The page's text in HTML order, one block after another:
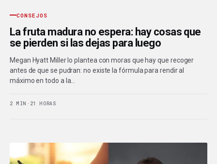
CONSEJOS
La fruta madura no espera: hay cosas que
se pierden si las dejas para luego
Megan Hyatt Miller lo plantea con moras que hay que recoger
antes de que se pudran: no existe la fórmula para rendir al
máximo en todo a la…
2 MIN · 21 HORAS